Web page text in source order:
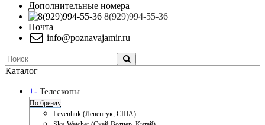
Дополнительные номера
8(929)994-55-36
Почта
info@poznavajamir.ru
Каталог
+- Телескопы
По бренду
Levenhuk (Левенгук, США)